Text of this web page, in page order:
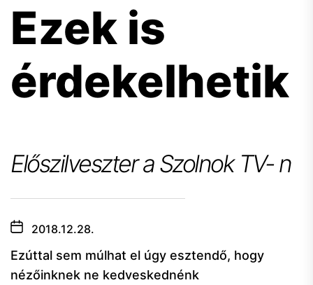
Ezek is
érdekelhetik
Előszilveszter a Szolnok TV- n
2018.12.28.
Ezúttal sem múlhat el úgy esztendő, hogy
nézőinknek ne kedveskednénk